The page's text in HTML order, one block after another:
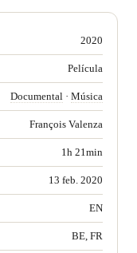
2020
Película
Documental · Música
François Valenza
1h 21min
13 feb. 2020
EN
BE, FR